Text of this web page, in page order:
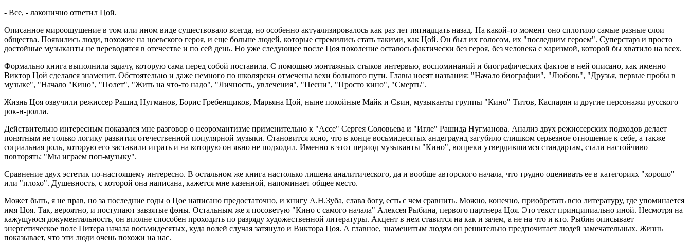
- Все, - лаконично ответил Цой.
Описанное мироощущение в том или ином виде существовало всегда, но особенно актуализировалось как раз лет пятнадцать назад. На какой-то момент оно сплотило самые разные слои
общества. Появились люди, похожие на цоевского героя, и еще больше людей, которые стремились стать такими, как Цой. Он был их голосом, их "последним героем". Суперстарз и просто
достойные музыканты не переводятся в отечестве и по сей день. Но уже следующее после Цоя поколение осталось фактически без героя, без человека с харизмой, которой бы хватило на всех.
Формально книга выполнила задачу, которую сама перед собой поставила. С помощью монтажных стыков интервью, воспоминаний и биографических фактов в ней описано, как именно
Виктор Цой сделался знаменит. Обстоятельно и даже немного по школярски отмечены вехи большого пути. Главы носят названия: "Начало биографии", "Любовь", "Друзья, первые пробы в
музыке", "Начало "Кино", "Полет", "Жить на что-то надо", "Личность, увлечения", "Песни", "Просто кино", "Смерть".
Жизнь Цоя озвучили режиссер Рашид Нугманов, Борис Гребенщиков, Марьяна Цой, ныне покойные Майк и Свин, музыканты группы "Кино" Титов, Каспарян и другие персонажи русского
рок-н-ролла.
Действительно интересным показался мне разговор о неоромантизме применительно к "Ассе" Сергея Соловьева и "Игле" Рашида Нугманова. Анализ двух режиссерских подходов делает
понятным не только логику развития отечественной популярной музыки. Становится ясно, что в конце восьмидесятых андеграунд загубило слишком серьезное отношение к себе, а также
социальная роль, которую его заставили играть и на которую он явно не подходил. Именно в этот период музыканты "Кино", вопреки утвердившимся стандартам, стали настойчиво
повторять: "Мы играем поп-музыку".
Сравнение двух эстетик по-настоящему интересно. В остальном же книга настолько лишена аналитического, да и вообще авторского начала, что трудно оценивать ее в категориях "хорошо"
или "плохо". Душевность, с которой она написана, кажется мне казенной, напоминает общее место.
Может быть, я не прав, но за последние годы о Цое написано предостаточно, и книгу А.Н.Зуба, слава богу, есть с чем сравнить. Можно, конечно, приобретать всю литературу, где упоминается
имя Цоя. Так, вероятно, и поступают завзятые фэны. Остальным же я посоветую "Кино с самого начала" Алексея Рыбина, первого партнера Цоя. Это текст принципиально иной. Несмотря на
кажущуюся документальность, он вполне способен проходить по разряду художественной литературы. Акцент в нем ставится на как и зачем, а не на что и кто. Рыбин описывает
энергетическое поле Питера начала восьмидесятых, куда волей случая затянуло и Виктора Цоя. А главное, знаменитым людям он решительно предпочитает людей замечательных. Жизнь
показывает, что эти люди очень похожи на нас.